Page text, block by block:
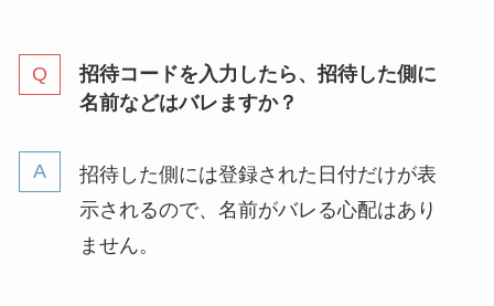
招待コードを入力したら、招待した側に
名前などはバレますか？
招待した側には登録された日付だけが表
示されるので、名前がバレる心配はあり
ません。